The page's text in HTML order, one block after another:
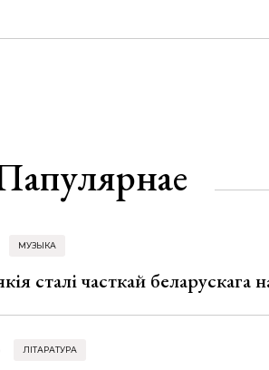
МУЗЫКА
сталі часткай беларускага
ЛІТАРАТУРА